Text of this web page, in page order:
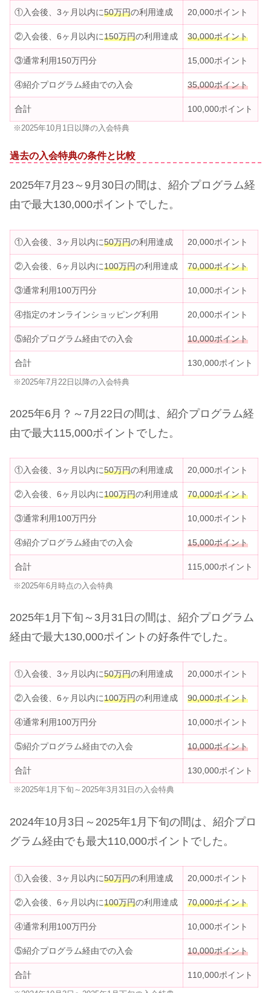
①入会後、3ヶ月以内に50万円の利用達成 20,000ポイント
②入会後、6ヶ月以内に150万円の利用達成 30,000ポイント
③通常利用150万円分 15,000ポイント
④紹介プログラム経由での入会 35,000ポイント
合計 100,000ポイント
※2025年10月1日以降の入会特典
過去の入会特典の条件と比較
2025年7月23～9月30日の間は、紹介プログラム経
由で最大130,000ポイントでした。
①入会後、3ヶ月以内に50万円の利用達成 20,000ポイント
②入会後、6ヶ月以内に100万円の利用達成 70,000ポイント
③通常利用100万円分 10,000ポイント
④指定のオンラインショッピング利用 20,000ポイント
⑤紹介プログラム経由での入会 10,000ポイント
合計 130,000ポイント
※2025年7月22日以降の入会特典
2025年6月？～7月22日の間は、紹介プログラム経
由で最大115,000ポイントでした。
①入会後、3ヶ月以内に50万円の利用達成 20,000ポイント
②入会後、6ヶ月以内に100万円の利用達成 70,000ポイント
③通常利用100万円分 10,000ポイント
④紹介プログラム経由での入会 15,000ポイント
合計 115,000ポイント
※2025年6月時点の入会特典
2025年1月下旬～3月31日の間は、紹介プログラム
経由で最大130,000ポイントの好条件でした。
①入会後、3ヶ月以内に50万円の利用達成 20,000ポイント
②入会後、6ヶ月以内に100万円の利用達成 90,000ポイント
④通常利用100万円分 10,000ポイント
⑤紹介プログラム経由での入会 10,000ポイント
合計 130,000ポイント
※2025年1月下旬～2025年3月31日の入会特典
2024年10月3日～2025年1月下旬の間は、紹介プロ
グラム経由でも最大110,000ポイントでした。
①入会後、3ヶ月以内に50万円の利用達成 20,000ポイント
②入会後、6ヶ月以内に100万円の利用達成 70,000ポイント
④通常利用100万円分 10,000ポイント
⑤紹介プログラム経由での入会 10,000ポイント
合計 110,000ポイント